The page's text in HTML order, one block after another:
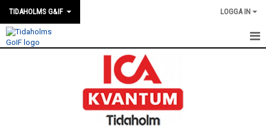
TIDAHOLMS G&IF LOGGA IN